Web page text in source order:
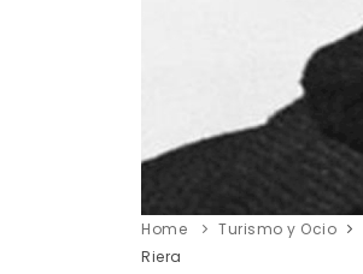
Home Turismo y Ocio
Riera